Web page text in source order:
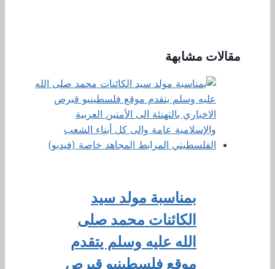
مقالات مشابهة
بمناسبة مولد سيد
الكائنات محمد صلى
الله عليه وسلم يتقدم
موقع فلسطينيو قبرص